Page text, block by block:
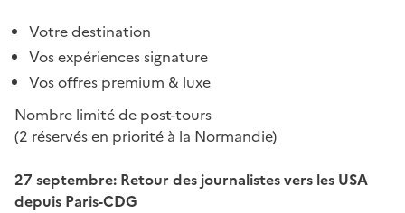
Votre destination
Vos expériences signature
Vos offres premium & luxe
Nombre limité de post-tours
(2 réservés en priorité à la Normandie)
27 septembre: Retour des journalistes vers les USA
depuis Paris-CDG